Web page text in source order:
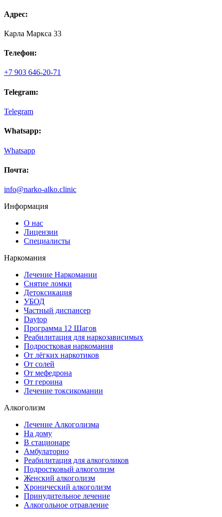
Адрес:
Карла Маркса 33
Телефон:
+7 903 646-20-71
Telegram:
Telegram
Whatsapp:
Whatsapp
Почта:
info@narko-alko.clinic
Информация
О нас
Лицензии
Специалисты
Наркомания
Лечение Наркомании
Снятие ломки
Детоксикация
УБОД
Частный диспансер
Daytop
Программа 12 Шагов
Реабилитация для наркозависимых
Подростковая наркомания
От лёгких наркотиков
От солей
От мефедрона
От героина
Лечение токсикомании
Алкоголизм
Лечение Алкоголизма
На дому
В стационаре
Амбулаторно
Реабилитация для алкоголиков
Подростковый алкоголизм
Женский алкоголизм
Хронический алкоголизм
Принудительное лечение
Алкогольное отравление